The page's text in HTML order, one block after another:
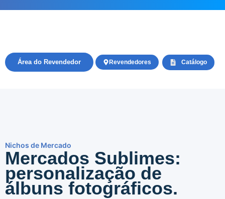
Catálogo
Revendedores
Área do Revendedor
Nichos de Mercado
Mercados Sublimes:
personalização de
álbuns fotográficos.